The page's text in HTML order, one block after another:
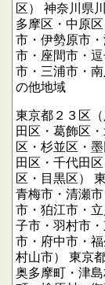
区）
神奈川県
多摩区・中原区
市・伊勢原市
市・座間市・
市・三浦市・
の他地域
東京都２３区
田区・葛飾区
区・杉並区・
田区・千代田
区・目黒区）
青梅市・清瀬
市・狛江市・
子市・羽村市
市・府中市・
村山市）
東京
奥多摩町・津